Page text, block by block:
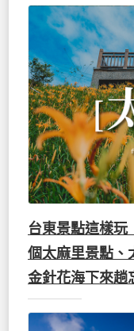
台東景點這樣玩
個太麻里景點、
金針花海下來趟